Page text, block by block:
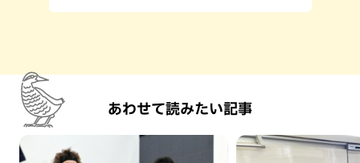
あわせて読みたい記事